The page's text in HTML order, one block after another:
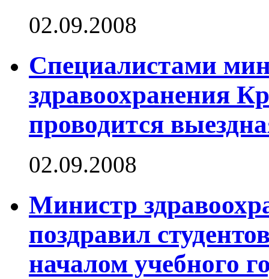
02.09.2008
Специалистами
здравоохранения
проводится
02.09.2008
Министр
поздравил
началом учебного